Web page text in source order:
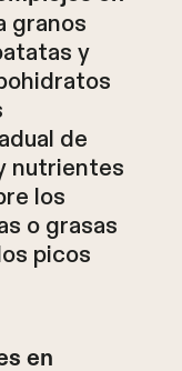
granos
y
de
nutrientes
los
o grasas
picos
en